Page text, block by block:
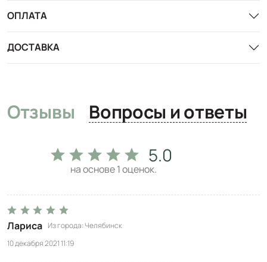
ОПЛАТА
ДОСТАВКА
Отзывы Вопросы и ответы
5.0
на основе1оценок.
Лариса Из города Челябинск
10 декабря 2021 11:19